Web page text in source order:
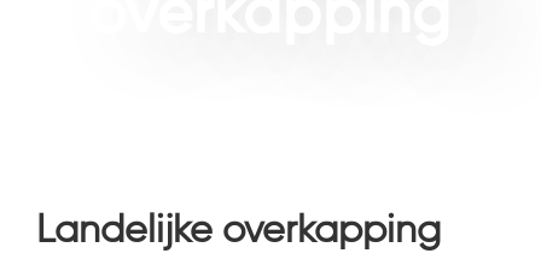
Landelijke overkapping